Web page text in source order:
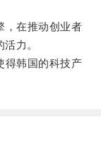
在推动创业者
力。
韩国的科技产